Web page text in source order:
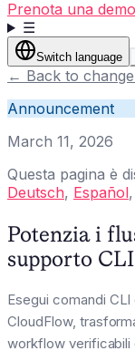
Prenota una demo
☰
Switch language
← Back to
Announcement
March 11, 2026
Questa pagina è
Deutsch, Español,
Potenzia i
supporto
Esegui comandi
CloudFlow,
workflow verificabili